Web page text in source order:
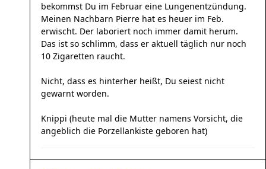
bekommst Du im Februar eine Lungenentzündung.
Meinen Nachbarn Pierre hat es heuer im Feb.
erwischt. Der laboriert noch immer damit herum.
Das ist so schlimm, dass er aktuell täglich nur noch
10 Zigaretten raucht.
Nicht, dass es hinterher heißt, Du seiest nicht
gewarnt worden.
Knippi (heute mal die Mutter namens Vorsicht, die
angeblich die Porzellankiste geboren hat)